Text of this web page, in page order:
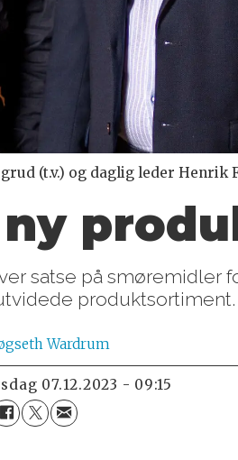
(t.v.) og daglig leder Henrik
ny
satse på smøremidler
produktsortiment.
Wardrum
07.12.2023 - 09:15